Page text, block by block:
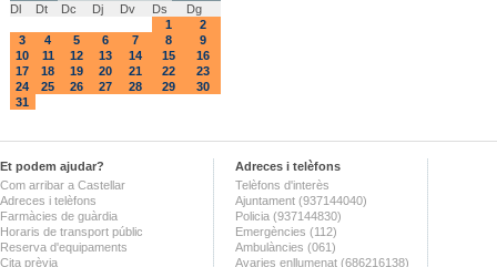
Dl
Dt Dc Dj Dv Ds
Dg
1
2
3
4 5 6 7 8
9
10
11 12 13 14 15
16
17
18 19 20 21 22
23
24
25 26 27 28 29
30
31
Et podem ajudar?
Com arribar a Castellar
Adreces i telèfons
Farmàcies de guàrdia
Horaris de transport públic
Reserva d'equipaments
Cita prèvia
Adreces i telèfons
Telèfons d'interès
Ajuntament (937144040)
Policia (937144830)
Emergències (112)
Ambulàncies (061)
Avaries enllumenat (686216138)